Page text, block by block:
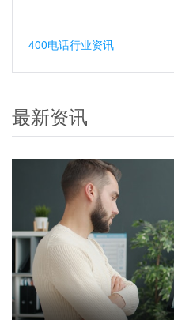
400电话行业资讯
最新资讯